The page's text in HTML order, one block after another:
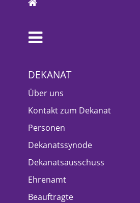
DEKANAT
Über uns
Kontakt zum Dekanat
Personen
Dekanatssynode
Dekanatsausschuss
Ehrenamt
Beauftragte